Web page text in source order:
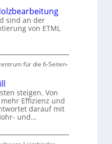
sind an der
von ETML
für die 6-Seiten-
steigen. Von
Effizienz und
darauf mit
und…